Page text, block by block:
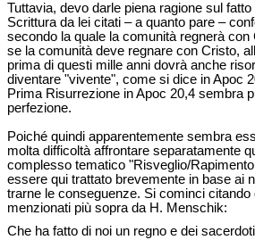
Tuttavia, devo darle piena ragione sul
Scrittura da lei citati – a quanto pare –
secondo la quale la comunità regnerà con
se la comunità deve regnare con Cristo,
prima di questi mille anni dovrà anche
diventare "vivente", come si dice in Apoc
Prima Risurrezione in Apoc 20,4 sembra
perfezione.
Poiché quindi apparentemente sembra
molta difficoltà affrontare separatamente
complesso tematico "Risveglio/
essere qui trattato brevemente in base ai
trarne le conseguenze. Si cominci citando
menzionati più sopra da H. Menschik:
Che ha fatto di noi un regno e dei